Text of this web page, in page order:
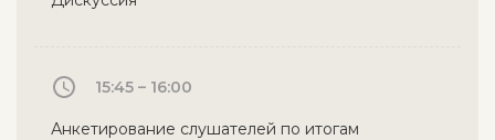
15:45 – 16:00
Анкетирование слушателей по итогам